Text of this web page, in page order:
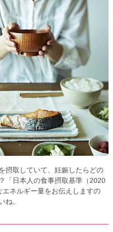
摂取していて、妊娠したらどの
「日本人の食事摂取基準（2020
ネルギー量をお伝えしますの
ね。